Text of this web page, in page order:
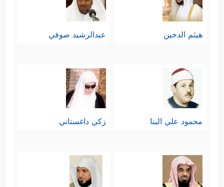
هيثم الدخين عبدالرشيد صوفي
محمود علي البنا زكي داغستاني